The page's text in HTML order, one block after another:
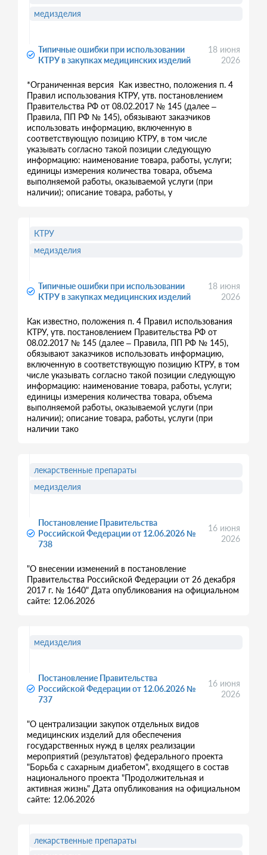
Типичные ошибки при использовании
КТРУ в закупках медицинских изделий
18 июня
2026
*Ограниченная версия Как известно, положения п. 4
Правил использования КТРУ, утв. постановлением
Правительства РФ от 08.02.2017 № 145 (далее –
Правила, ПП РФ № 145), обязывают заказчиков
использовать информацию, включенную в
соответствующую позицию КТРУ, в том числе
указывать согласно такой позиции следующую
информацию: наименование товара, работы, услуги;
единицы измерения количества товара, объема
выполняемой работы, оказываемой услуги (при
наличии); описание товара, работы, у
медизделия
Типичные ошибки при использовании
КТРУ в закупках медицинских изделий
18 июня
2026
Как известно, положения п. 4 Правил использования
КТРУ, утв. постановлением Правительства РФ от
08.02.2017 № 145 (далее – Правила, ПП РФ № 145),
обязывают заказчиков использовать информацию,
включенную в соответствующую позицию КТРУ, в том
числе указывать согласно такой позиции следующую
информацию: наименование товара, работы, услуги;
единицы измерения количества товара, объема
выполняемой работы, оказываемой услуги (при
наличии); описание товара, работы, услуги (при
наличии тако
КТРУ
медизделия
Постановление Правительства
Российской Федерации от 12.06.2026 №
738
16 июня
2026
"О внесении изменений в постановление
Правительства Российской Федерации от 26 декабря
2017 г. № 1640" Дата опубликования на официальном
сайте: 12.06.2026
лекарственные препараты
медизделия
Постановление Правительства
Российской Федерации от 12.06.2026 №
737
16 июня
2026
"О централизации закупок отдельных видов
медицинских изделий для обеспечения
государственных нужд в целях реализации
мероприятий (результатов) федерального проекта
"Борьба с сахарным диабетом", входящего в состав
национального проекта "Продолжительная и
активная жизнь" Дата опубликования на официальном
сайте: 12.06.2026
медизделия
лекарственные препараты